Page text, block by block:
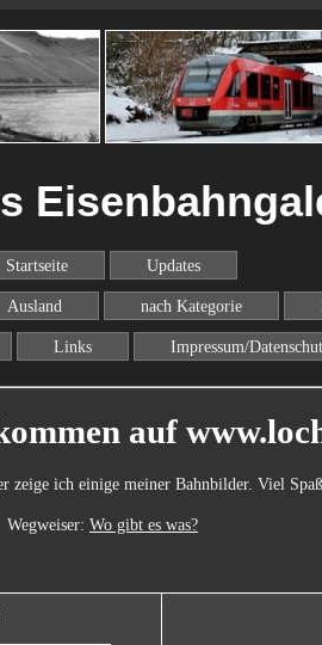
Startseite Updates
Ausland nach Kategorie
Links Impressum/
auf
zeige ich einige meiner Bahnbilder. Viel
Wegweiser: Wo gibt es was?